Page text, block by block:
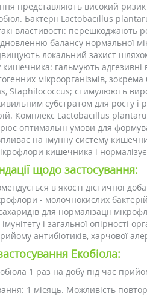
представляють високий
Бактерії Lactobacillus
властивості: перешкоджають
балансу нормальної
локальний захист
кишечника: гальмують
мікроорганізмів,
Staphilococcus; стимулюють
субстратом для росту і
Комплекс Lactobacillus
оптимальні умови для
на імунну систему
кишечника і
щодо застосування:
в якості дієтичної
- молочнокислих
для нормалізації
і загальної опірності
антибіотиків, харчової
Екобіола:
1 раз на добу під час
1 місяць. Можливість